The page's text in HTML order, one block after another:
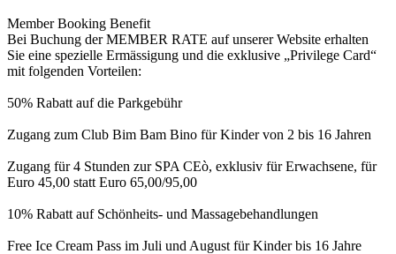
Member Booking Benefit
Bei Buchung der MEMBER RATE auf unserer Website erhalten
Sie eine spezielle Ermässigung und die exklusive „Privilege Card“
mit folgenden Vorteilen:
50% Rabatt auf die Parkgebühr
Zugang zum Club Bim Bam Bino für Kinder von 2 bis 16 Jahren
Zugang für 4 Stunden zur SPA CEò, exklusiv für Erwachsene, für
Euro 45,00 statt Euro 65,00/95,00
10% Rabatt auf Schönheits- und Massagebehandlungen
Free Ice Cream Pass im Juli und August für Kinder bis 16 Jahre